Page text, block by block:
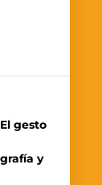
gesto
y